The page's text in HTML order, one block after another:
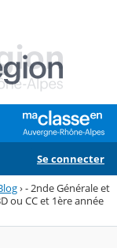
Se connecter
›- 2nde Générale et
ou CC et 1ère année